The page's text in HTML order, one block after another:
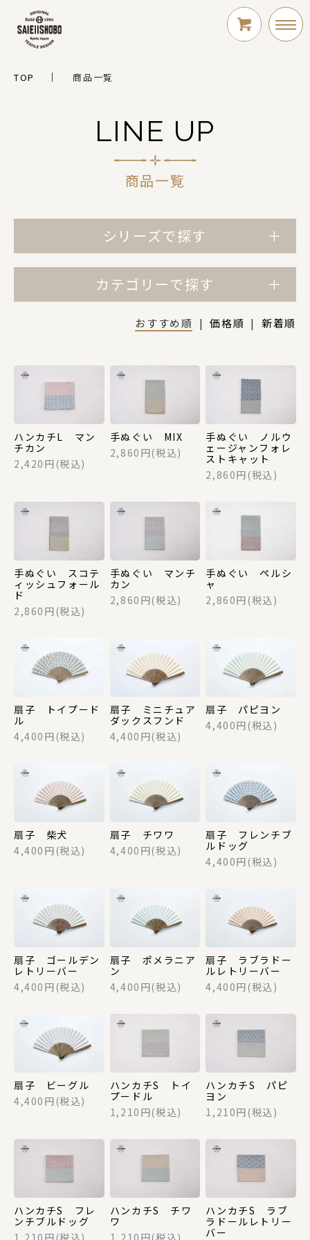
新規会員登録
シリーズ
CATS
カテゴリー
ステーショナリー
コスメグッズ
財布・カードケース
身のまわり品
ギフトセット
SAIEIISHOBOについて
西栄について
商品一覧
法人の方でお取引をご検討の方へ
採用情報
お問い合わせ
TOP 商品一覧
LINE UP
商品一覧
シリーズで探す
カテゴリーで探す
おすすめ順 |価格順 | 新着順
ハンカチL マン
チカン
2,420円(税込)
手ぬぐい MIX
2,860円(税込)
手ぬぐい ノルウ
ェージャンフォレ
ストキャット
2,860円(税込)
手ぬぐい スコテ
ィッシュフォール
ド
2,860円(税込)
手ぬぐい マンチ
カン
2,860円(税込)
手ぬぐい ペルシ
ャ
2,860円(税込)
扇子 トイプード
ル
4,400円(税込)
扇子 ミニチュア
ダックスフンド
4,400円(税込)
扇子 パピヨン
4,400円(税込)
扇子 柴犬
4,400円(税込)
扇子 チワワ
4,400円(税込)
扇子 フレンチブ
ルドッグ
4,400円(税込)
扇子 ゴールデン
レトリーバー
4,400円(税込)
扇子 ポメラニア
ン
4,400円(税込)
扇子 ラブラドー
ルレトリーバー
4,400円(税込)
扇子 ビーグル
4,400円(税込)
ハンカチS トイ
プードル
1,210円(税込)
ハンカチS パピ
ヨン
1,210円(税込)
ハンカチS フレ
ンチブルドッグ
1,210円(税込)
ハンカチS チワ
ワ
1,210円(税込)
ハンカチS ラブ
ラドールレトリー
バー